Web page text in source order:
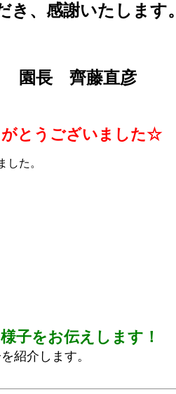
、感謝いたします。
彦
とうございました☆
した。
子をお伝えします！
紹介します。